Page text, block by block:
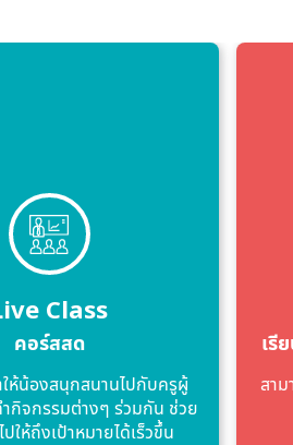
Class
คอร์สสด
ห้น้องสนุกสนานไปกับครูผู้
กิจกรรมต่างๆ ร่วมกัน ช่วย
ให้ถึงเป้าหมายได้เร็วขึ้น
เรี
สา